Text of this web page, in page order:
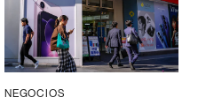
NEGOCIOS